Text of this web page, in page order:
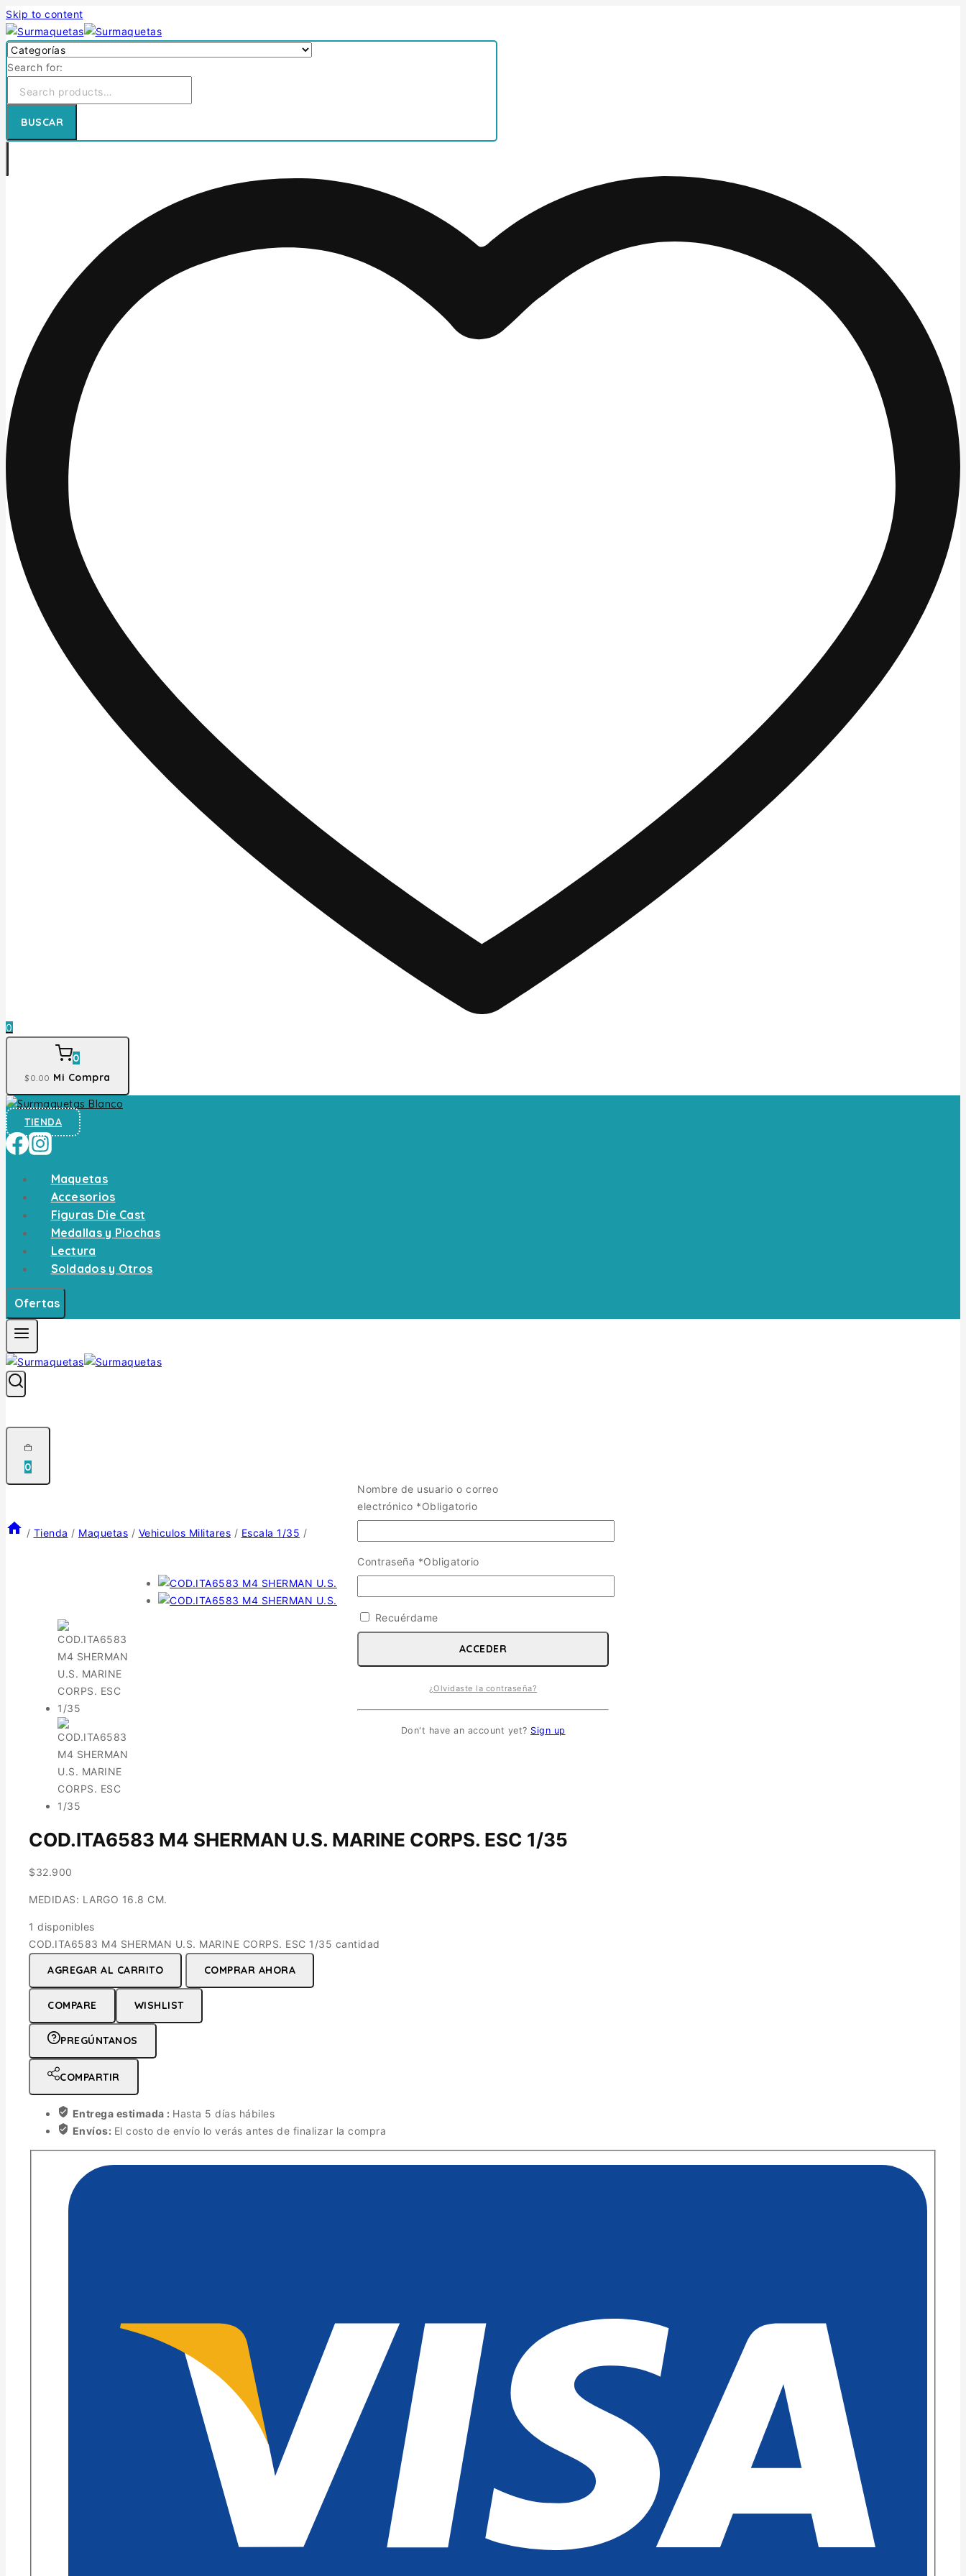
Skip to content
Search for:
BUSCAR
0
0
$0 .00 Mi Compra
TIENDA
Maquetas
Accesorios
Figuras Die Cast
Medallas y Piochas
Lectura
Soldados y Otros
Ofertas
0
/ Tienda / Maquetas / Vehiculos Militares / Escala 1/35 /
COD.ITA6583 M4 SHERMAN U.S. MARINE CORPS. ESC 1/35
$32.900
MEDIDAS: LARGO 16.8 CM.
1 disponibles
COD.ITA6583 M4 SHERMAN U.S. MARINE CORPS. ESC 1/35 cantidad
AGREGAR AL CARRITO COMPRAR AHORA
COMPARE WISHLIST
PREGÚNTANOS
COMPARTIR
Entrega estimada : Hasta 5 días hábiles
Envíos: El costo de envío lo verás antes de finalizar la compra
Nombre de usuario o correo
electrónico *Obligatorio
Contraseña *Obligatorio
Recuérdame
ACCEDER
¿Olvidaste la contraseña?
Don't have an account yet? Sign up